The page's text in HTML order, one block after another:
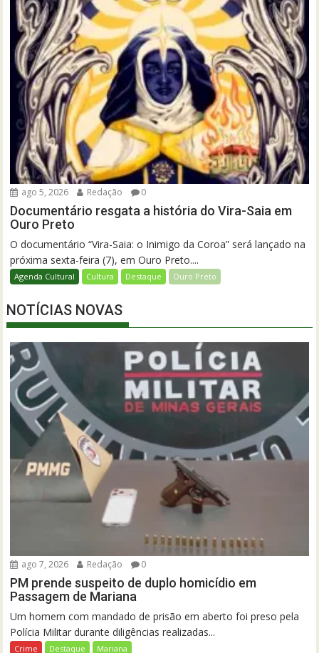
ago 5, 2026 Redação 0
Documentário resgata a história do Vira-Saia em
Ouro Preto
O documentário “Vira-Saia: o Inimigo da Coroa” será lançado na
próxima sexta-feira (7), em Ouro Preto....
Agenda Cultural Cultura Destaque Ouro Preto
NOTÍCIAS NOVAS
ago 7, 2026 Redação 0
PM prende suspeito de duplo homicídio em
Passagem de Mariana
Um homem com mandado de prisão em aberto foi preso pela
Polícia Militar durante diligências realizadas...
Crime Destaque Mariana